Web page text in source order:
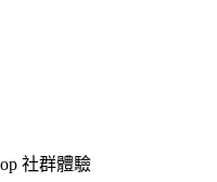
社群體驗